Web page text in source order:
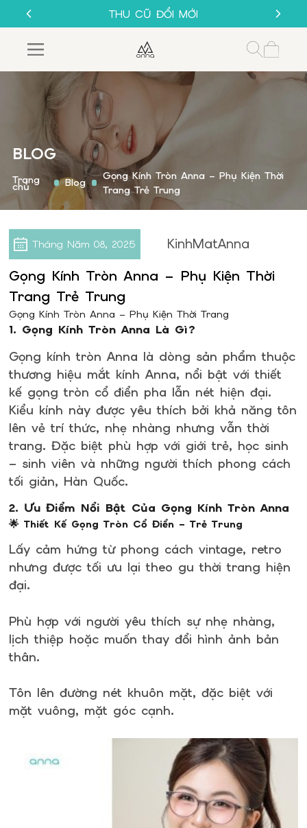
THU CŨ ĐỔI MỚI
GỌNG KÍNH 1K
MUA 1 TẶNG 1
SALE 50%
THU CŨ ĐỔI MỚI
GỌNG KÍNH 1K
BLOG
Trang
chủ Blog
Gọng Kính Tròn Anna – Phụ Kiện Thời
Trang Trẻ Trung
Tháng Năm 08, 2025 KinhMatAnna
Gọng Kính Tròn Anna – Phụ Kiện Thời
Trang Trẻ Trung
Gọng Kính Tròn Anna – Phụ Kiện Thời Trang
1. Gọng Kính Tròn Anna Là Gì?
Gọng kính tròn Anna là dòng sản phẩm thuộc
thương hiệu mắt kính Anna, nổi bật với thiết
kế gọng tròn cổ điển pha lẫn nét hiện đại.
Kiểu kính này được yêu thích bởi khả năng tôn
lên vẻ trí thức, nhẹ nhàng nhưng vẫn thời
trang. Đặc biệt phù hợp với giới trẻ, học sinh
– sinh viên và những người thích phong cách
tối giản, Hàn Quốc.
2. Ưu Điểm Nổi Bật Của Gọng Kính Tròn Anna
🌟 Thiết Kế Gọng Tròn Cổ Điển – Trẻ Trung
Lấy cảm hứng từ phong cách vintage, retro
nhưng được tối ưu lại theo gu thời trang hiện
đại.
Phù hợp với người yêu thích sự nhẹ nhàng,
lịch thiệp hoặc muốn thay đổi hình ảnh bản
thân.
Tôn lên đường nét khuôn mặt, đặc biệt với
mặt vuông, mặt góc cạnh.